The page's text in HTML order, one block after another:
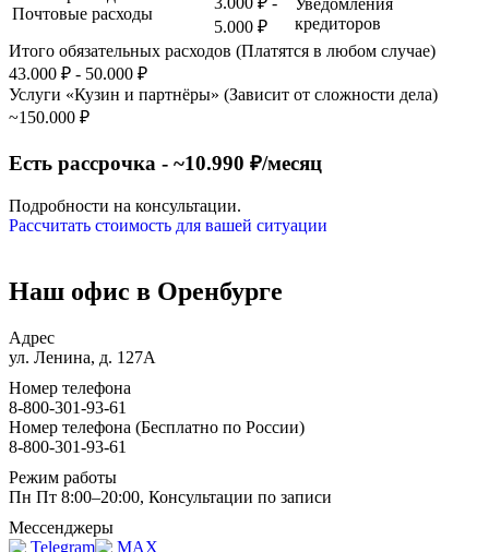
Почтовые расходы
5.000 ₽
кредиторов
Итого обязательных расходов (Платятся в любом случае)
43.000 ₽ - 50.000 ₽
Услуги «Кузин и партнёры» (Зависит от сложности дела)
~150.000 ₽
Есть рассрочка - ~10.990 ₽/месяц
Подробности на консультации.
Рассчитать стоимость для вашей ситуации
Наш офис в Оренбурге
Адрес
ул. Ленина, д. 127А
Номер телефона
8-800-301-93-61
Номер телефона (Бесплатно по России)
8-800-301-93-61
Режим работы
Пн Пт 8:00–20:00, Консультации по записи
Мессенджеры
Telegram
MAX